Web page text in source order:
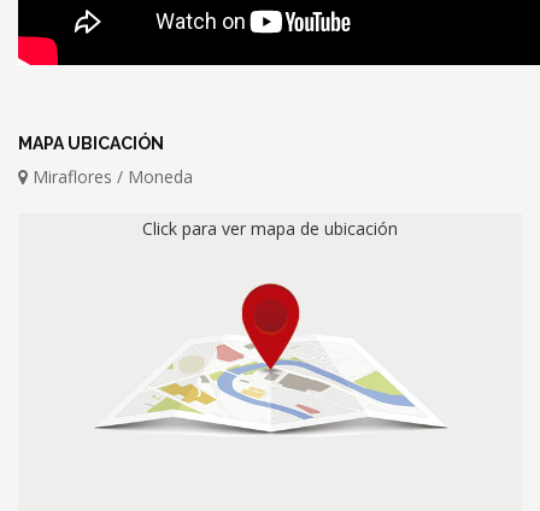
MAPA UBICACIÓN
Miraflores / Moneda
Click para ver mapa de ubicación